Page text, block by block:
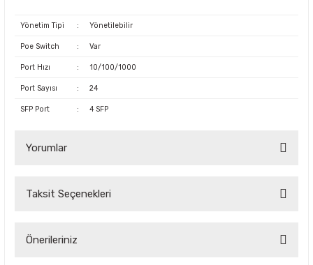
Yönetim Tipi : Yönetilebilir
Poe Switch : Var
Port Hızı : 10/100/1000
Port Sayısı : 24
SFP Port : 4 SFP
Yorumlar
Taksit Seçenekleri
Önerileriniz